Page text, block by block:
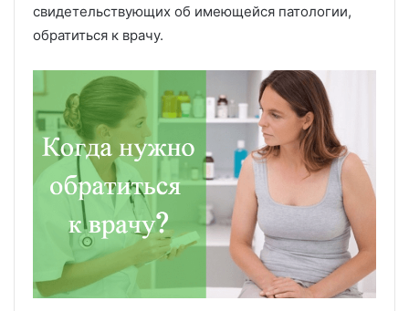
свидетельствующих об имеющейся патологии,
обратиться к врачу.